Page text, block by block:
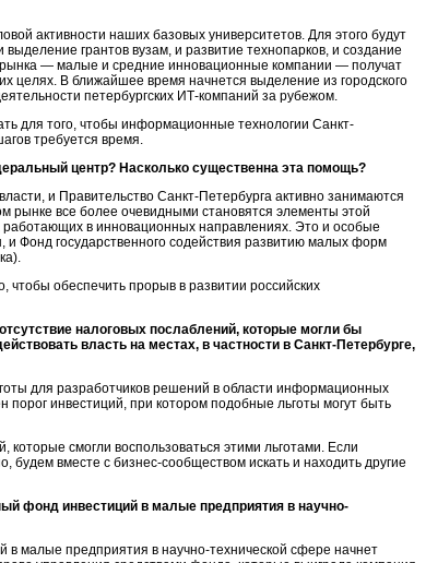
активности наших базовых университетов. Для этого будут
грантов вузам, и развитие технопарков, и создание
рынка — малые и средние инновационные компании — получат
целях. В ближайшее время начнется выделение из городского
петербургских ИТ-компаний за рубежом.
для того, чтобы информационные технологии Санкт-
требуется время.
центр? Насколько существенна эта помощь?
и Правительство Санкт-Петербурга активно занимаются
все более очевидными становятся элементы этой
в инновационных направлениях. Это и особые
Фонд государственного содействия развитию малых форм
чтобы обеспечить прорыв в развитии российских
налоговых послаблений, которые могли бы
власть на местах, в частности в Санкт-Петербурге,
для разработчиков решений в области информационных
инвестиций, при котором подобные льготы могут быть
которые смогли воспользоваться этими льготами. Если
будем вместе с бизнес-сообществом искать и находить другие
фонд инвестиций в малые предприятия в научно-
в малые предприятия в научно-технической сфере начнет